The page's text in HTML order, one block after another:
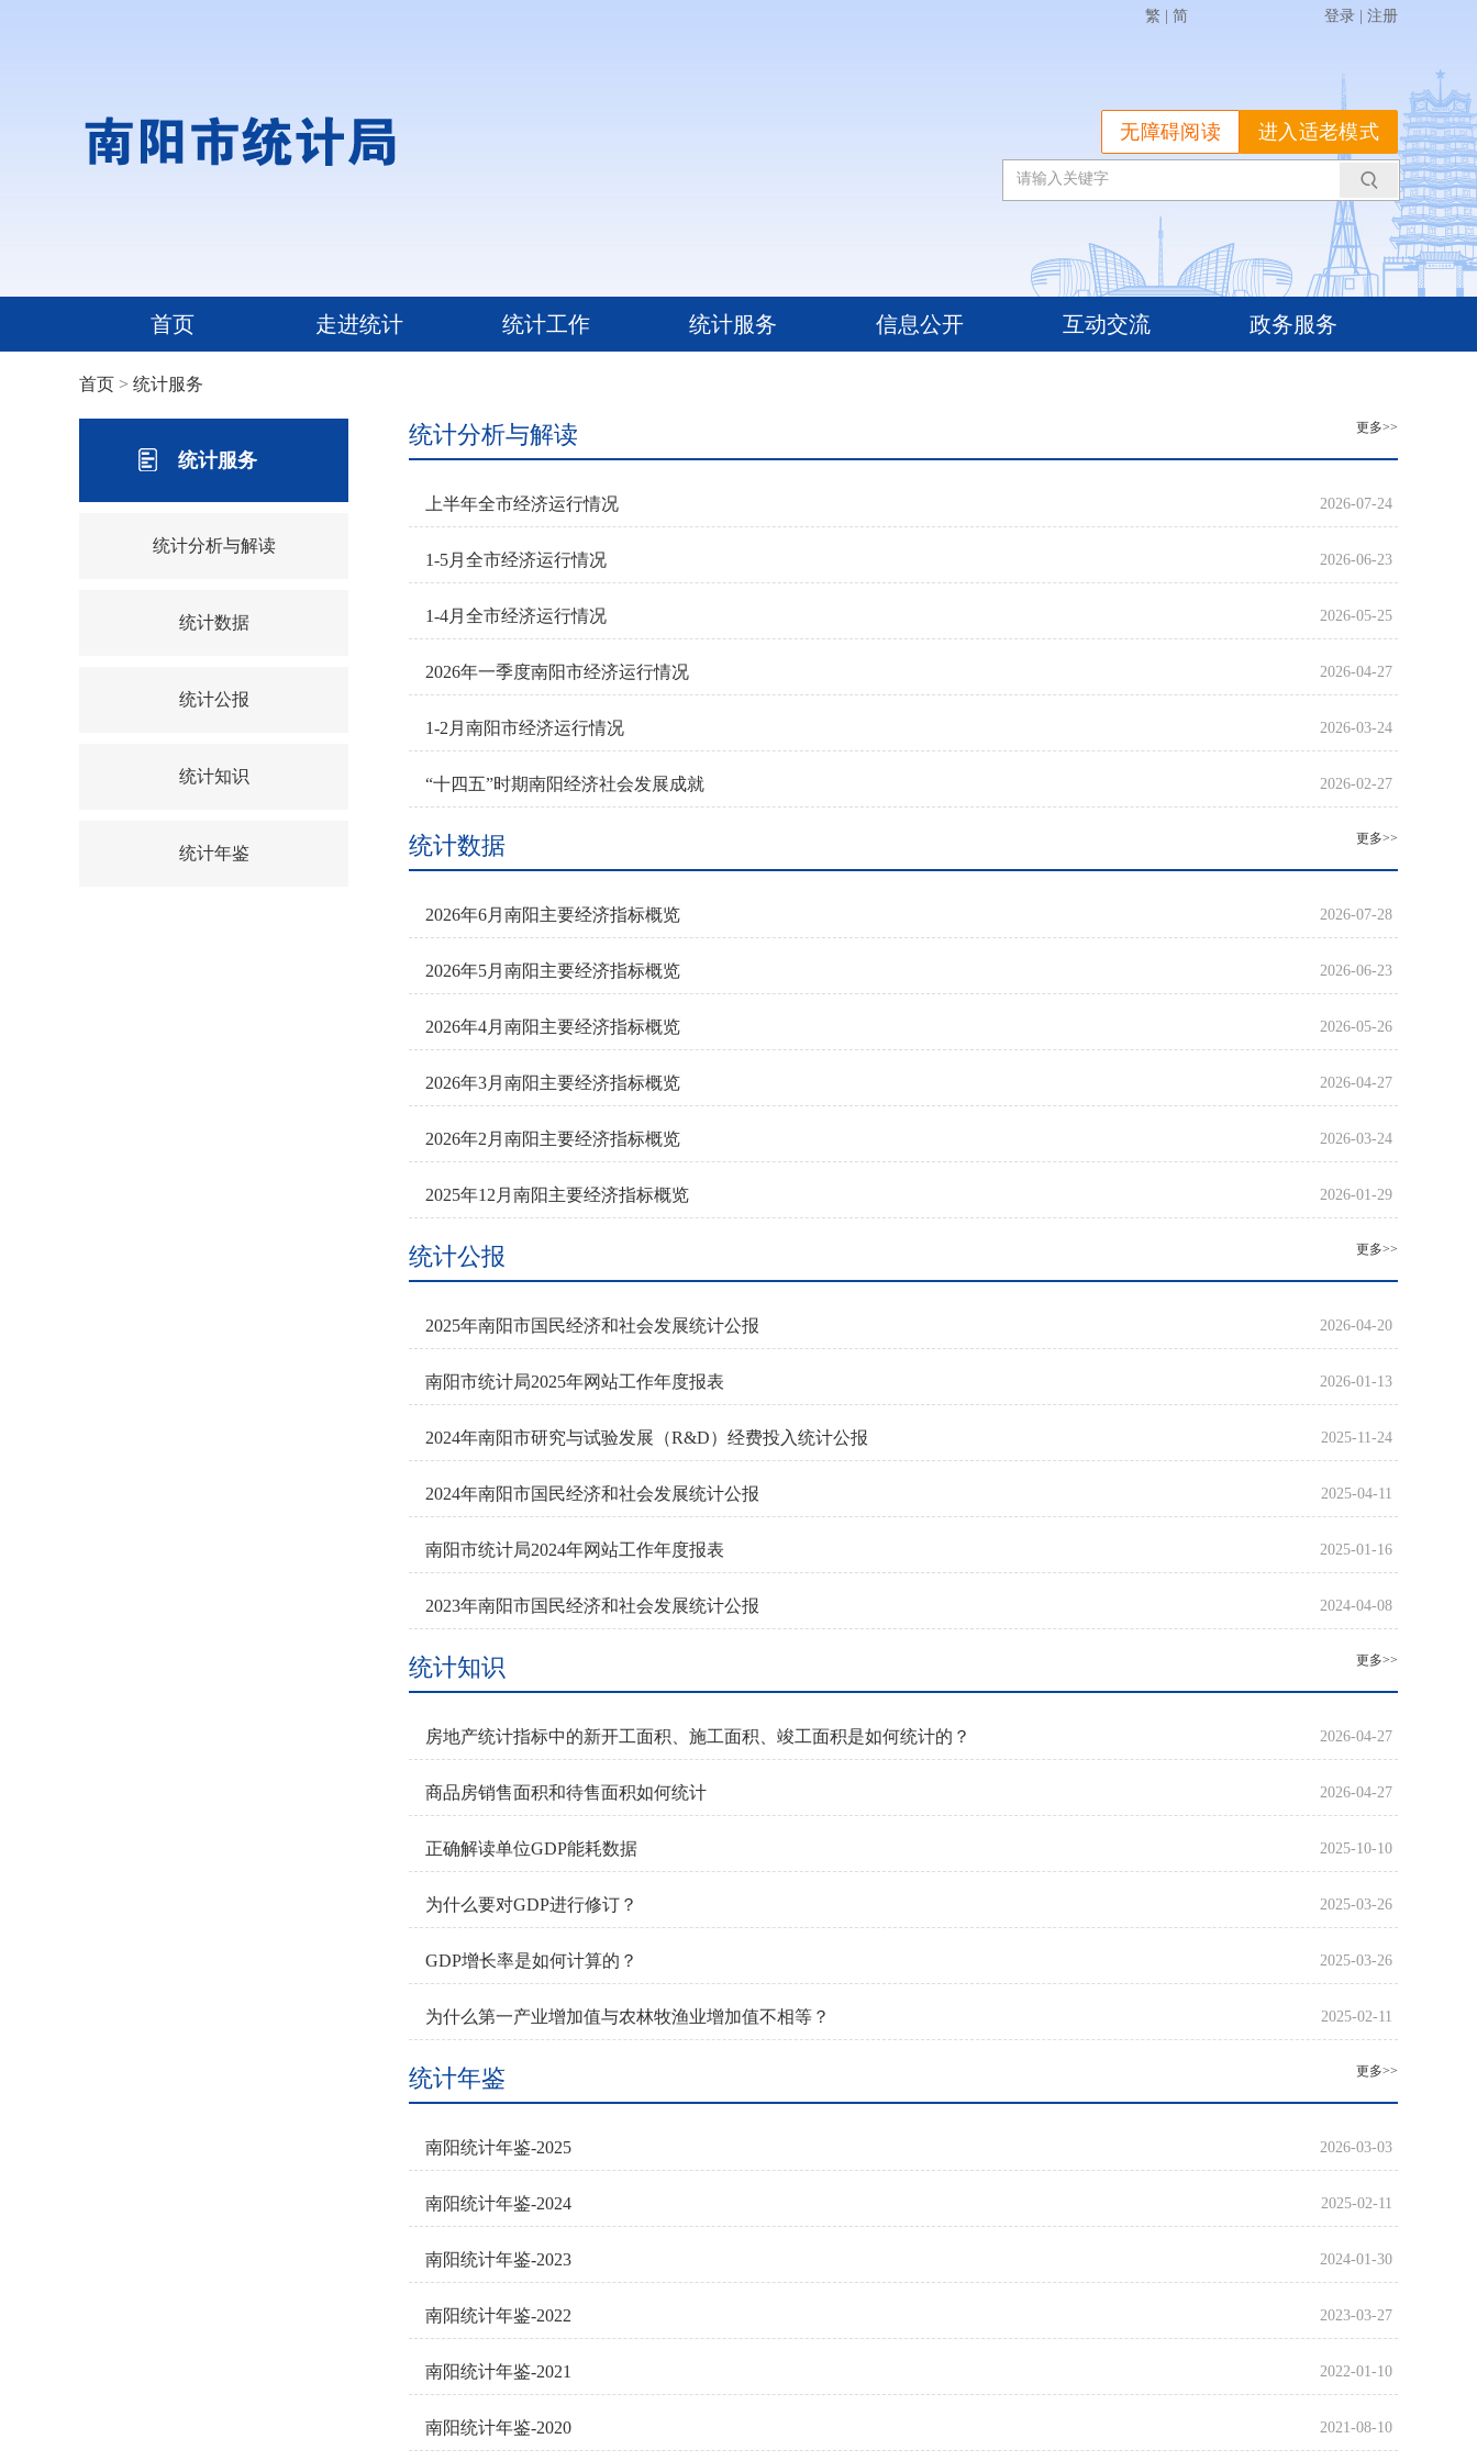
繁 简 登录 注册
进入适老模式
无障碍阅读
首页 走进统计 统计工作 统计服务 信息公开 互动交流 政务服务
首页 > 统计服务
统计服务
统计分析与解读
统计数据
统计公报
统计知识
统计年鉴
更多>>
统计分析与解读
2026-07-24
上半年全市经济运行情况
2026-06-23
1-5月全市经济运行情况
2026-05-25
1-4月全市经济运行情况
2026-04-27
2026年一季度南阳市经济运行情况
2026-03-24
1-2月南阳市经济运行情况
2026-02-27
“十四五”时期南阳经济社会发展成就
更多>>
统计数据
2026-07-28
2026年6月南阳主要经济指标概览
2026-06-23
2026年5月南阳主要经济指标概览
2026-05-26
2026年4月南阳主要经济指标概览
2026-04-27
2026年3月南阳主要经济指标概览
2026-03-24
2026年2月南阳主要经济指标概览
2026-01-29
2025年12月南阳主要经济指标概览
更多>>
统计公报
2026-04-20
2025年南阳市国民经济和社会发展统计公报
2026-01-13
南阳市统计局2025年网站工作年度报表
2025-11-24
2024年南阳市研究与试验发展（R&D）经费投入统计公报
2025-04-11
2024年南阳市国民经济和社会发展统计公报
2025-01-16
南阳市统计局2024年网站工作年度报表
2024-04-08
2023年南阳市国民经济和社会发展统计公报
更多>>
统计知识
2026-04-27
房地产统计指标中的新开工面积、施工面积、竣工面积是如何统计的？
2026-04-27
商品房销售面积和待售面积如何统计
2025-10-10
正确解读单位GDP能耗数据
2025-03-26
为什么要对GDP进行修订？
2025-03-26
GDP增长率是如何计算的？
2025-02-11
为什么第一产业增加值与农林牧渔业增加值不相等？
更多>>
统计年鉴
2026-03-03
南阳统计年鉴-2025
2025-02-11
南阳统计年鉴-2024
2024-01-30
南阳统计年鉴-2023
2023-03-27
南阳统计年鉴-2022
2022-01-10
南阳统计年鉴-2021
2021-08-10
南阳统计年鉴-2020